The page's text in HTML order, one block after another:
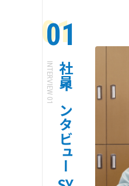
01
社員インタビュー
INTERVIEW 01